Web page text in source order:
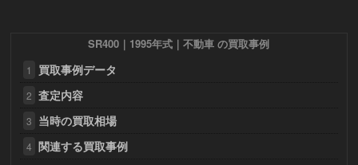
SR400｜1995年式｜不動車 の買取事例
1 買取事例データ
2 査定内容
3 当時の買取相場
4 関連する買取事例